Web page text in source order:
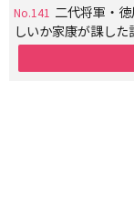
No.141 二代将軍・
しいか家康が課した